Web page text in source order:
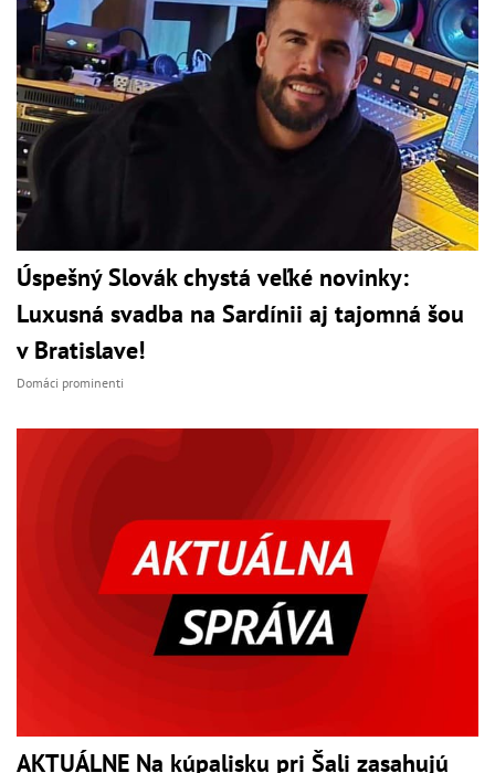
Úspešný Slovák chystá veľké novinky:
Luxusná svadba na Sardínii aj tajomná šou
v Bratislave!
Domáci prominenti
AKTUÁLNE Na kúpalisku pri Šali zasahujú